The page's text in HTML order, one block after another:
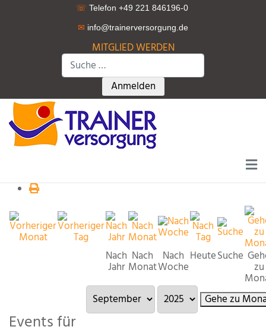
☏ Telefon +49 221 846196-0
✉ info@trainerversorgung.de
MITGLIED WERDEN
Suchen
Type 2 or more characters for
Anmelden
Nach
Jahr
Nach
Monat
Nach
Woche
HeuteSuche
zu
Gehe zu
Events für